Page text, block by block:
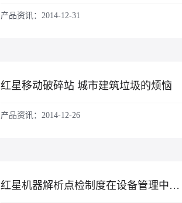
产品资讯：2014-12-31
红星移动破碎站 城市建筑垃圾的烦恼
产品资讯：2014-12-26
红星机器解析点检制度在设备管理中的重要作用